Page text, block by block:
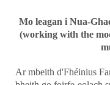
Mo leagan i Nua-
(working with the
Ar mbeith d'Fhéinius